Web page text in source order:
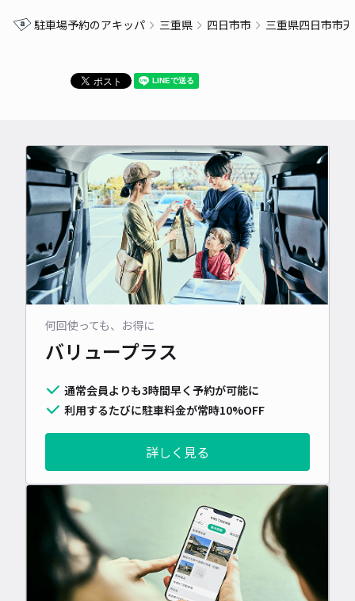
駐車場予約のアキッパ 三重県 四日市市 三重県四日市市
何回使っても、お得に
バリュープラス
通常会員よりも3時間早く予約が可能に
利用するたびに駐車料金が常時10%OFF
詳しく見る